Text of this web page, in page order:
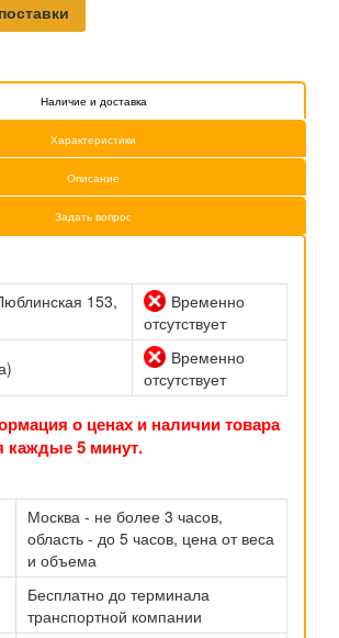
Наличие и доставка
Характеристики
Описание
Задать вопрос
153,
Временно
отсутствует
Временно
отсутствует
о ценах и наличии товара
каждые 5 минут.
Москва - не более 3 часов,
область - до 5 часов, цена от веса
и объема
Бесплатно до терминала
транспортной компании